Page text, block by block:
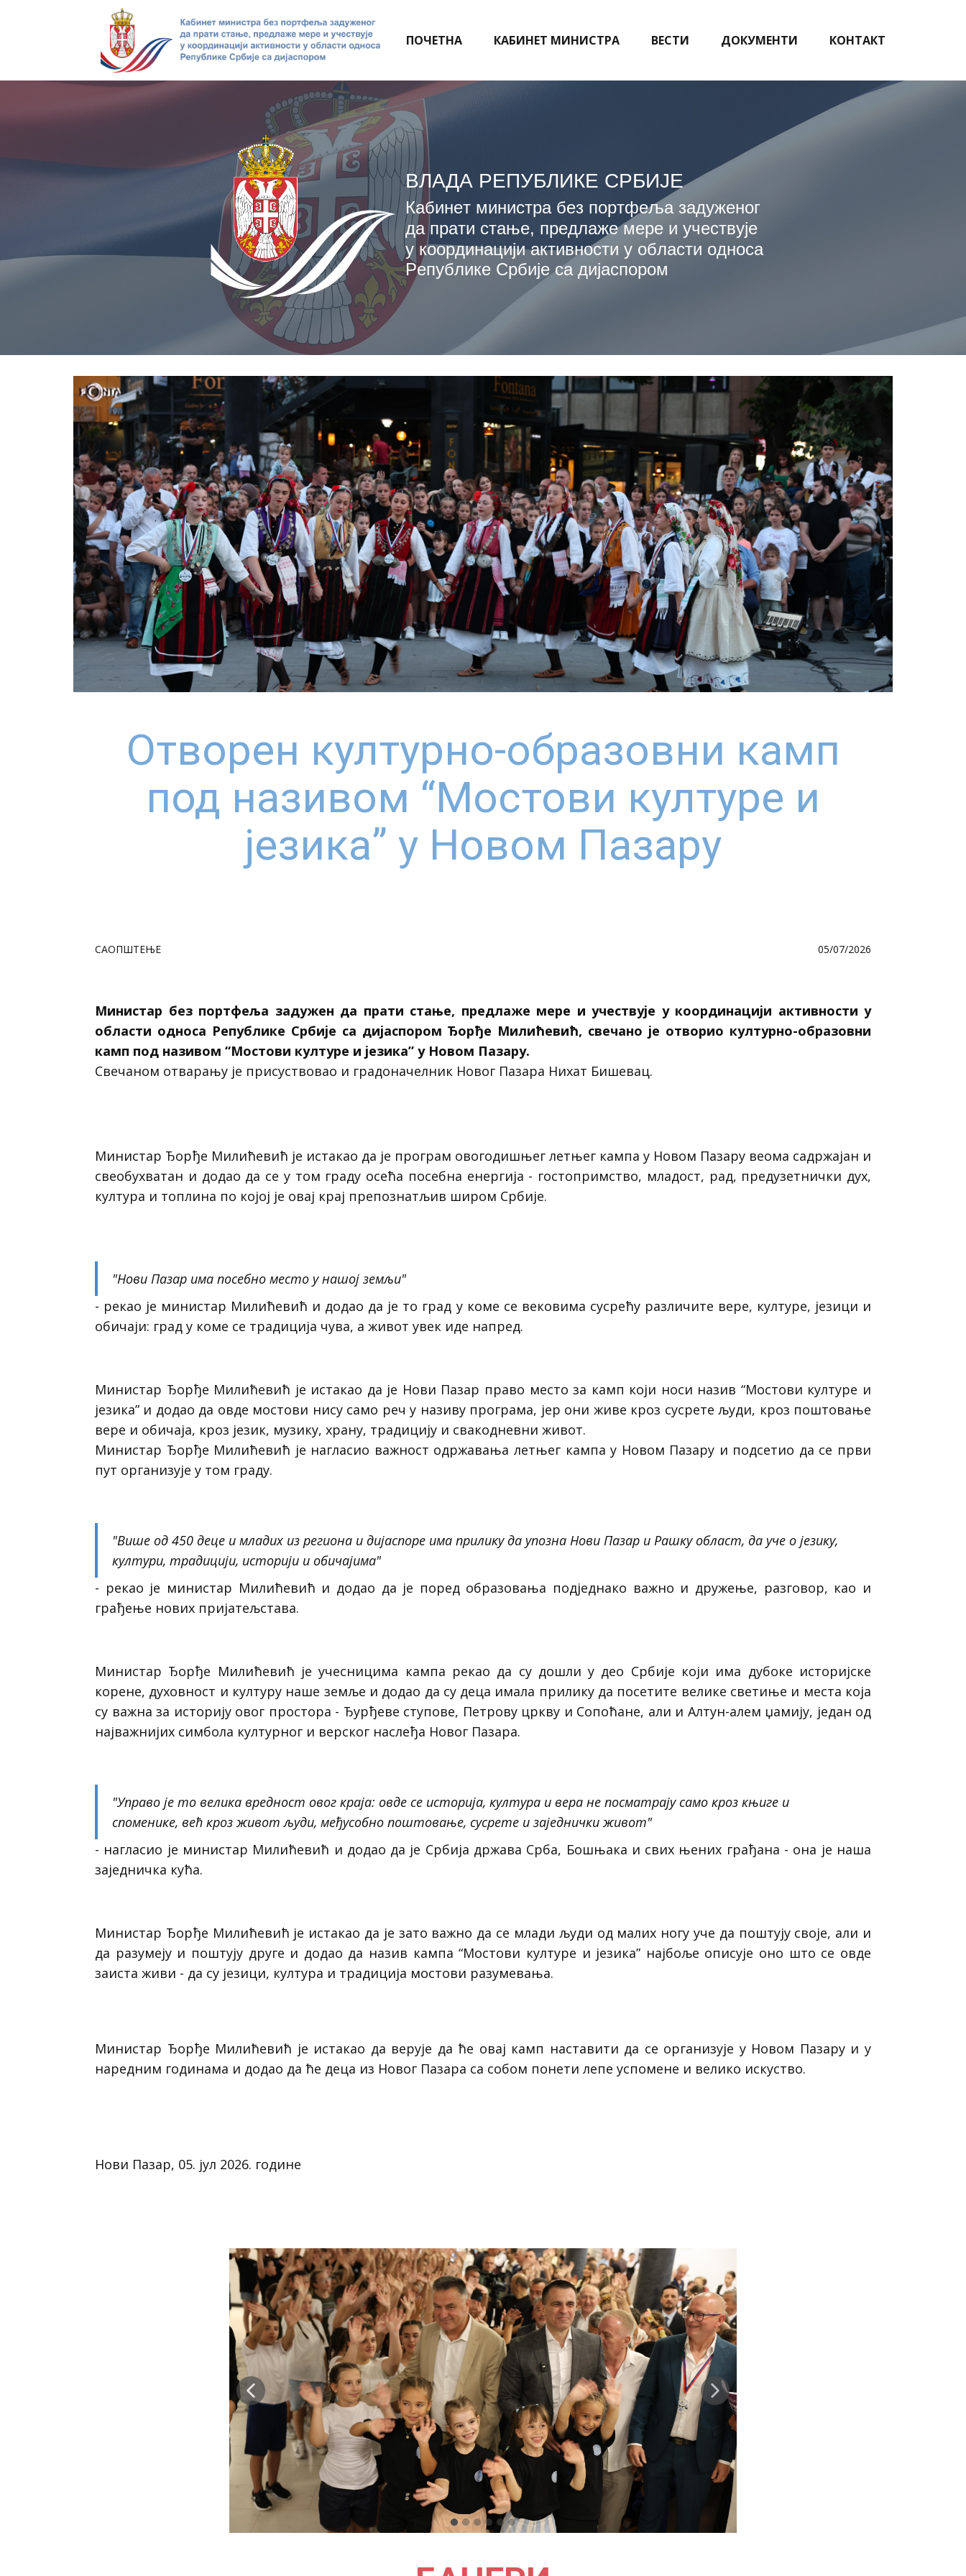
ПОЧЕТНА КАБИНЕТ МИНИСТРА ВЕСТИ ДОКУМЕНТИ КОНТАКТ
Отворен културно-образовни камп
под називом “Мостови културе и
језика” у Новом Пазару
САОПШТЕЊЕ 05/07/2026
Министар без портфеља задужен да прати стање, предлаже мере и учествује у координацији активности у
области односа Републике Србије са дијаспором Ђорђе Милићевић, свечано је отворио културно-образовни
камп под називом “Мостови културе и језика” у Новом Пазару.
Свечаном отварању је присуствовао и градоначелник Новог Пазара Нихат Бишевац.
Министар Ђорђе Милићевић је истакао да је програм овогодишњег летњег кампа у Новом Пазару веома садржајан и
свеобухватан и додао да се у том граду осећа посебна енергија - гостопримство, младост, рад, предузетнички дух,
култура и топлина по којој је овај крај препознатљив широм Србије.
"Нови Пазар има посебно место у нашој земљи"
- рекао је министар Милићевић и додао да је то град у коме се вековима сусрећу различите вере, културе, језици и
обичаји: град у коме се традиција чува, а живот увек иде напред.
Министар Ђорђе Милићевић је истакао да је Нови Пазар право место за камп који носи назив “Мостови културе и
језика” и додао да овде мостови нису само реч у називу програма, јер они живе кроз сусрете људи, кроз поштовање
вере и обичаја, кроз језик, музику, храну, традицију и свакодневни живот.
Министар Ђорђе Милићевић је нагласио важност одржавања летњег кампа у Новом Пазару и подсетио да се први
пут организује у том граду.
"Више од 450 деце и младих из региона и дијаспоре има прилику да упозна Нови Пазар и Рашку област, да уче о језику,
култури, традицији, историји и обичајима"
- рекао је министар Милићевић и додао да је поред образовања подједнако важно и дружење, разговор, као и
грађење нових пријатељстава.
Министар Ђорђе Милићевић је учесницима кампа рекао да су дошли у део Србије који има дубоке историјске
корене, духовност и културу наше земље и додао да су деца имала прилику да посетите велике светиње и места која
су важна за историју овог простора - Ђурђеве ступове, Петрову цркву и Сопоћане, али и Алтун-алем џамију, један од
најважнијих симбола културног и верског наслеђа Новог Пазара.
"Управо је то велика вредност овог краја: овде се историја, култура и вера не посматрају само кроз књиге и
споменике, већ кроз живот људи, међусобно поштовање, сусрете и заједнички живот"
- нагласио је министар Милићевић и додао да је Србија држава Срба, Бошњака и свих њених грађана - она је наша
заједничка кућа.
Министар Ђорђе Милићевић је истакао да је зато важно да се млади људи од малих ногу уче да поштују своје, али и
да разумеју и поштују друге и додао да назив кампа “Мостови културе и језика” најбоље описује оно што се овде
заиста живи - да су језици, култура и традиција мостови разумевања.
Министар Ђорђе Милићевић је истакао да верује да ће овај камп наставити да се организује у Новом Пазару и у
наредним годинама и додао да ће деца из Новог Пазара са собом понети лепе успомене и велико искуство.
Нови Пазар, 05. јул 2026. године